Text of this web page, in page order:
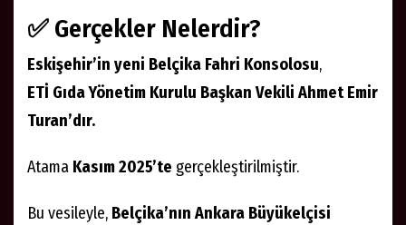
✅ Gerçekler Nelerdir?
Eskişehir’in yeni Belçika Fahri Konsolosu,
ETİ Gıda Yönetim Kurulu Başkan Vekili Ahmet Emir
Turan’dır.
Atama Kasım 2025’te gerçekleştirilmiştir.
Bu vesileyle, Belçika’nın Ankara Büyükelçisi